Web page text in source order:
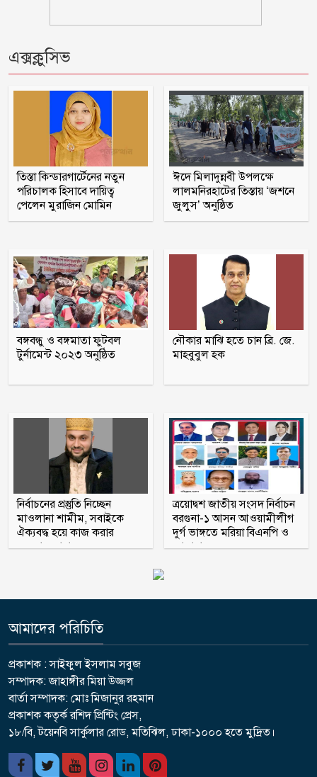
ঋণের বোঝা মাথায় নিয়ে সাগরে জেলেরা,
দেখা নেই কাঙ্ক্ষিত ইলিশের
বিবাহবিচ্ছেদের মামলা তুলে নিলেন বিজয়ের
স্ত্রী
কুপ্রস্তাবে রাজি না হওয়ায় ভাই-বোনসহ
গণঅভ্যুত্থানের সঙ্গে প্রথম বেইমানি করেছেন
জামায়াত আমির: রাশেদ খান
তনু হত্যায় সাবেক সেনাসদস্য হাফিজুর
রহমান ফের গ্রেফতার
আহারে জীবন! একবছরে লাশ কঙ্কাল, কেউ
এক্সক্লুসিভ
তিস্তা কিন্ডারগার্টেনের নতুন
পরিচালক হিসাবে দায়িত্ব
পেলেন মুরাজিন মোমিন
ঈদে মিলাদুন্নবী উপলক্ষে
লালমনিরহাটের তিস্তায় ‘জশনে
জুলুস’ অনুষ্ঠিত
বঙ্গবন্ধু ও বঙ্গমাতা ফুটবল
টুর্নামেন্ট ২০২৩ অনুষ্ঠিত
নৌকার মাঝি হতে চান ব্রি. জে.
মাহবুবুল হক
নির্বাচনের প্রস্তুতি নিচ্ছেন
মাওলানা শামীম, সবাইকে
ঐক্যবদ্ধ হয়ে কাজ করার
অহব্বান জানান
ত্রয়োদ্বশ জাতীয় সংসদ নির্বাচন
বরগুনা-১ আসন আওয়ামীলীগ
দুর্গ ভাঙ্গতে মরিয়া বিএনপি ও
জামায়াত
আমাদের পরিচিতি
প্রকাশক : সাইফুল ইসলাম সবুজ
সম্পাদক: জাহাঙ্গীর মিয়া উজ্জল
বার্তা সম্পাদক: মোঃ মিজানুর রহমান
প্রকাশক কতৃর্ক রশিদ প্রিন্টিং প্রেস,
১৮/বি, টয়েনবি সার্কুলার রোড, মতিঝিল, ঢাকা-১০০০ হতে মুদ্রিত।